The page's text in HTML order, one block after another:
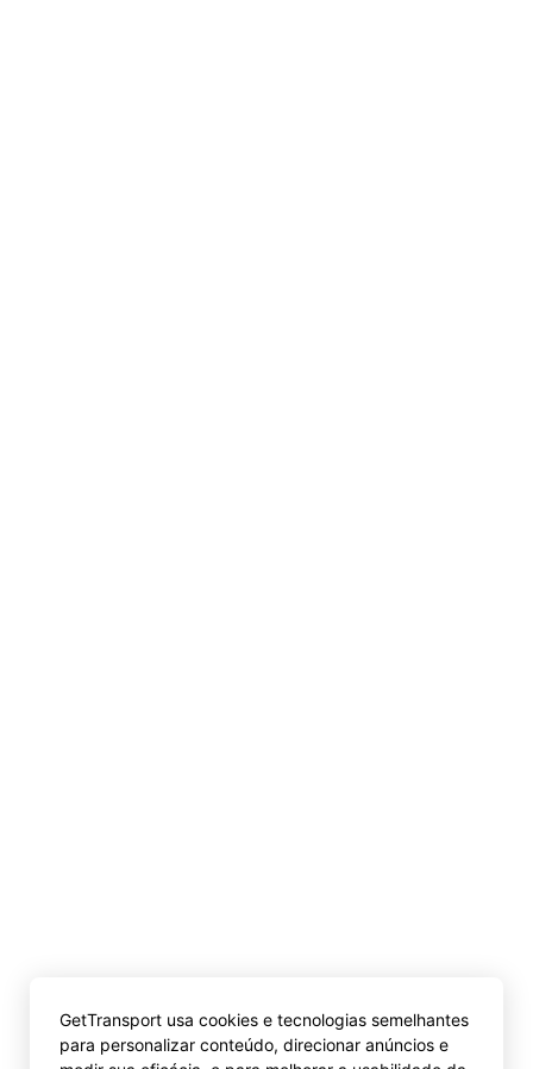
GetTransport usa cookies e tecnologias semelhantes
para personalizar conteúdo, direcionar anúncios e